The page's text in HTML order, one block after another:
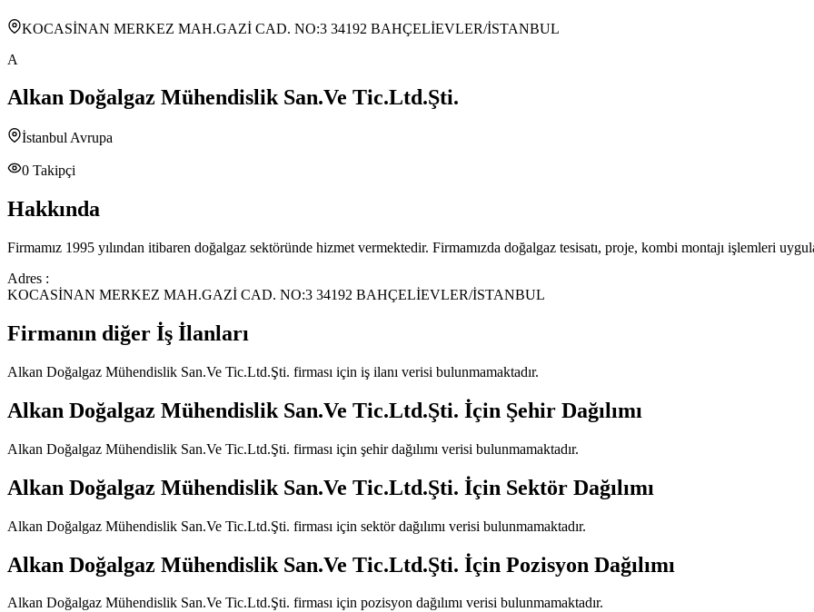
KOCASİNAN MERKEZ MAH.GAZİ CAD. NO:3 34192 BAHÇELİEVLER/İSTANBUL
A
Alkan Doğalgaz Mühendislik San.Ve Tic.Ltd.Şti.
İstanbul Avrupa
0 Takipçi
Hakkında
Firmamız 1995 yılından itibaren doğalgaz sektöründe hizmet vermektedir. Firmamızda doğalgaz tesisatı, proje, kombi montajı işlemleri
Adres :
KOCASİNAN MERKEZ MAH.GAZİ CAD. NO:3 34192 BAHÇELİEVLER/İSTANBUL
Firmanın diğer İş İlanları
Alkan Doğalgaz Mühendislik San.Ve Tic.Ltd.Şti. firması için iş ilanı verisi bulunmamaktadır.
Alkan Doğalgaz Mühendislik San.Ve Tic.Ltd.Şti. İçin Şehir Dağılımı
Alkan Doğalgaz Mühendislik San.Ve Tic.Ltd.Şti. firması için şehir dağılımı verisi bulunmamaktadır.
Alkan Doğalgaz Mühendislik San.Ve Tic.Ltd.Şti. İçin Sektör Dağılımı
Alkan Doğalgaz Mühendislik San.Ve Tic.Ltd.Şti. firması için sektör dağılımı verisi bulunmamaktadır.
Alkan Doğalgaz Mühendislik San.Ve Tic.Ltd.Şti. İçin Pozisyon Dağılımı
Alkan Doğalgaz Mühendislik San.Ve Tic.Ltd.Şti. firması için pozisyon dağılımı verisi bulunmamaktadır.